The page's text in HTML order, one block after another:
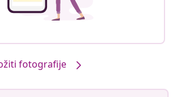
fotografije